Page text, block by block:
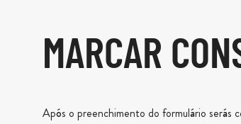
MARCAR
Após o preenchimento do formulário serás